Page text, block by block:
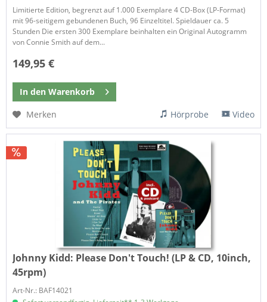
Limitierte Edition, begrenzt auf 1.000 Exemplare 4 CD-Box (LP-Format)
mit 96-seitigem gebundenen Buch, 96 Einzeltitel. Spieldauer ca. 5
Stunden Die ersten 300 Exemplare beinhalten ein Original Autogramm
von Connie Smith auf dem...
149,95 €
In den Warenkorb
Merken
Hörprobe Video
Johnny Kidd: Please Don't Touch! (LP & CD, 10inch,
45rpm)
Art-Nr.: BAF14021